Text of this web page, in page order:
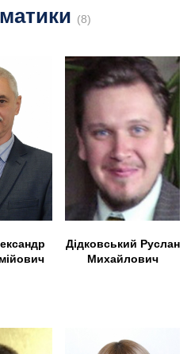
(8)
Дідковський Руслан
Михайлович